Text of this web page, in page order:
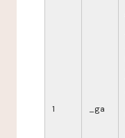
1 _ga